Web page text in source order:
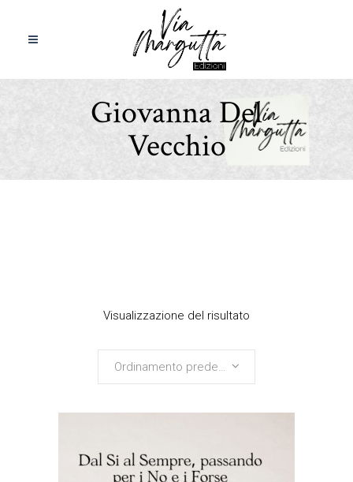
Giovanna Del
Vecchio
Visualizzazione del risultato
Ordinamento predefinito